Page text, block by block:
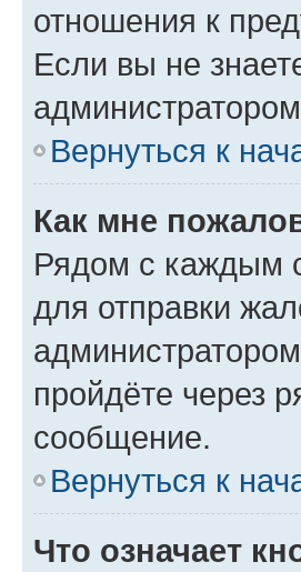
отношения к
Если вы не
Вернуться к
Как мне
Рядом с каждым
для отправки
пройдёте через
сообщение.
Вернуться к
Что означает